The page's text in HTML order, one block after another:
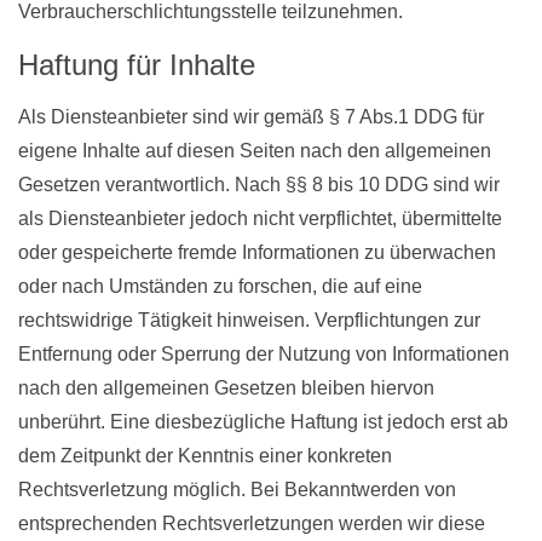
Verbraucherschlichtungsstelle teilzunehmen.
Haftung für Inhalte
Als Diensteanbieter sind wir gemäß § 7 Abs.1 DDG für
eigene Inhalte auf diesen Seiten nach den allgemeinen
Gesetzen verantwortlich. Nach §§ 8 bis 10 DDG sind wir
als Diensteanbieter jedoch nicht verpflichtet, übermittelte
oder gespeicherte fremde Informationen zu überwachen
oder nach Umständen zu forschen, die auf eine
rechtswidrige Tätigkeit hinweisen. Verpflichtungen zur
Entfernung oder Sperrung der Nutzung von Informationen
nach den allgemeinen Gesetzen bleiben hiervon
unberührt. Eine diesbezügliche Haftung ist jedoch erst ab
dem Zeitpunkt der Kenntnis einer konkreten
Rechtsverletzung möglich. Bei Bekanntwerden von
entsprechenden Rechtsverletzungen werden wir diese